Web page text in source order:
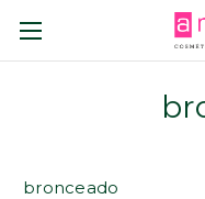
bronceado